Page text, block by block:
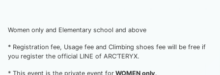
Women only and Elementary school and above
* Registration fee, Usage fee and Climbing shoes fee will be free if
you register the official LINE of ARC’TERYX.
* This event is the private event for WOMEN only.